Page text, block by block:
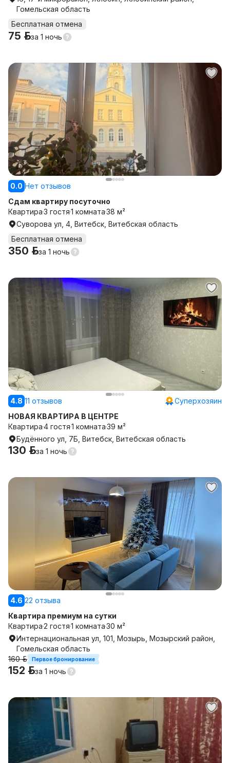
Гомельская область
Бесплатная отмена
75 р.за 1 ночь
0.0 Нет отзывов
Сдам квартиру посуточно
Квартира3 гостя1 комната38 м²
Суворова ул, 4, Витебск, Витебская область
Бесплатная отмена
350 р.за 1 ночь
4.8 11 отзывов
Суперхозяин
НОВАЯ КВАРТИРА В ЦЕНТРЕ
Квартира4 гостя1 комната39 м²
Будённого ул, 7Б, Витебск, Витебская область
130 р.за 1 ночь
4.6 22 отзыва
Квартира премиум на сутки
Квартира2 гостя1 комната30 м²
Интернациональная ул, 101, Мозырь, Мозырский район,
Гомельская область
160 р.
Первое бронирование
152 р.за 1 ночь